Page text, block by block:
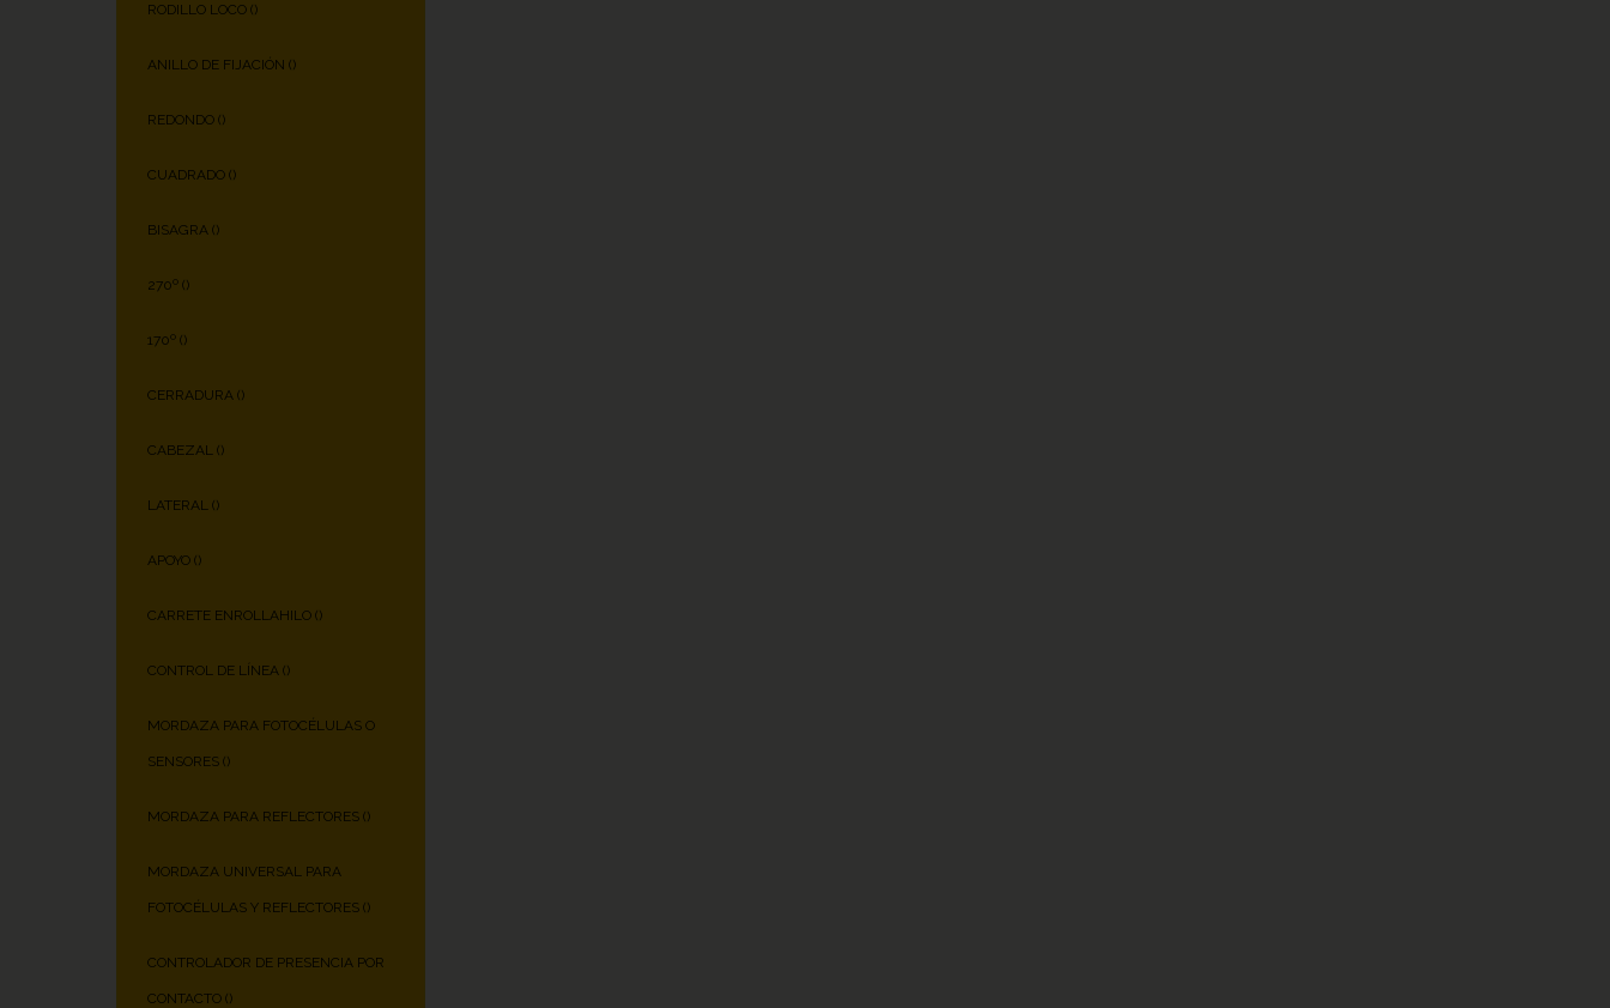
RODILLO LOCO ()
ANILLO DE FIJACIÓN ()
REDONDO ()
CUADRADO ()
BISAGRA ()
270º ()
170º ()
CERRADURA ()
CABEZAL ()
LATERAL ()
APOYO ()
CARRETE ENROLLAHILO ()
CONTROL DE LÍNEA ()
MORDAZA PARA FOTOCÉLULAS O
SENSORES ()
MORDAZA PARA REFLECTORES ()
MORDAZA UNIVERSAL PARA
FOTOCÉLULAS Y REFLECTORES ()
CONTROLADOR DE PRESENCIA POR
CONTACTO ()